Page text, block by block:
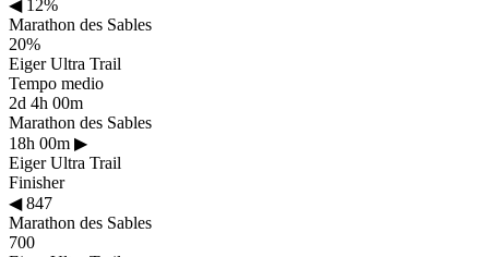
◀12%
Marathon des Sables
20%
Eiger Ultra Trail
Tempo medio
2d 4h 00m
Marathon des Sables
18h 00m ▶
Eiger Ultra Trail
Finisher
◀847
Marathon des Sables
700